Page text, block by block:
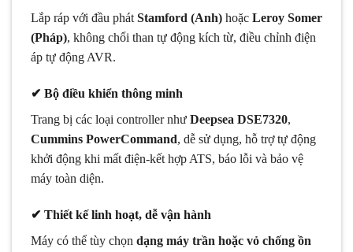
Lắp ráp với đầu phát Stamford (Anh) hoặc Leroy Somer
(Pháp), không chổi than tự động kích từ, điều chỉnh điện
áp tự động AVR.
✔ Bộ điều khiển thông minh
Trang bị các loại controller như Deepsea DSE7320,
Cummins PowerCommand, dễ sử dụng, hỗ trợ tự động
khởi động khi mất điện-kết hợp ATS, báo lỗi và bảo vệ
máy toàn diện.
✔ Thiết kế linh hoạt, dễ vận hành
Máy có thể tùy chọn dạng máy trần hoặc vỏ chống ồn